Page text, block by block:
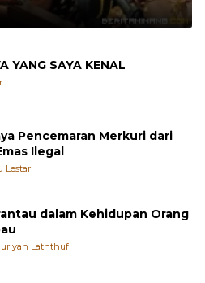
YANG SAYA KENAL
Pencemaran Merkuri dari
Ilegal
Lestari
dalam Kehidupan Orang
Laththuf